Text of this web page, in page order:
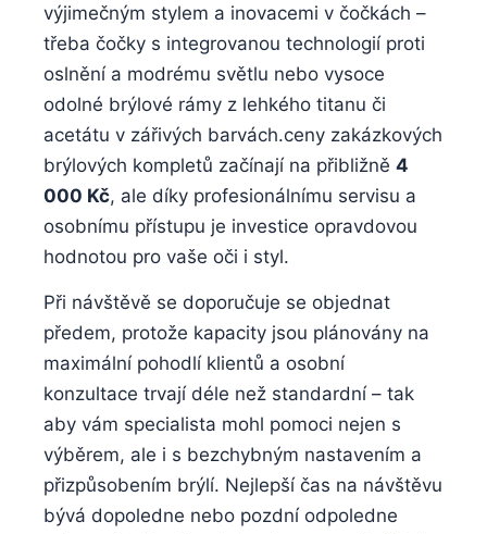
výjimečným stylem a inovacemi v čočkách –
třeba čočky s integrovanou technologií proti
oslnění a modrému světlu nebo vysoce
odolné brýlové rámy z lehkého titanu či
acetátu v zářivých barvách.ceny zakázkových
brýlových kompletů začínají na přibližně 4
000 Kč, ale díky profesionálnímu servisu a
osobnímu přístupu je investice opravdovou
hodnotou pro vaše oči i styl.
Při návštěvě se doporučuje se objednat
předem, protože kapacity jsou plánovány na
maximální pohodlí klientů a osobní
konzultace trvají déle než standardní – tak
aby vám specialista mohl pomoci nejen s
výběrem, ale i s bezchybným nastavením a
přizpůsobením brýlí. Nejlepší čas na návštěvu
bývá dopoledne nebo pozdní odpoledne